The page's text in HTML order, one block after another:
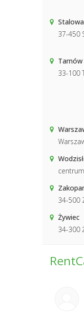
37-450
Tarnów
33-100
centrum
34-500
Żywiec
34-300